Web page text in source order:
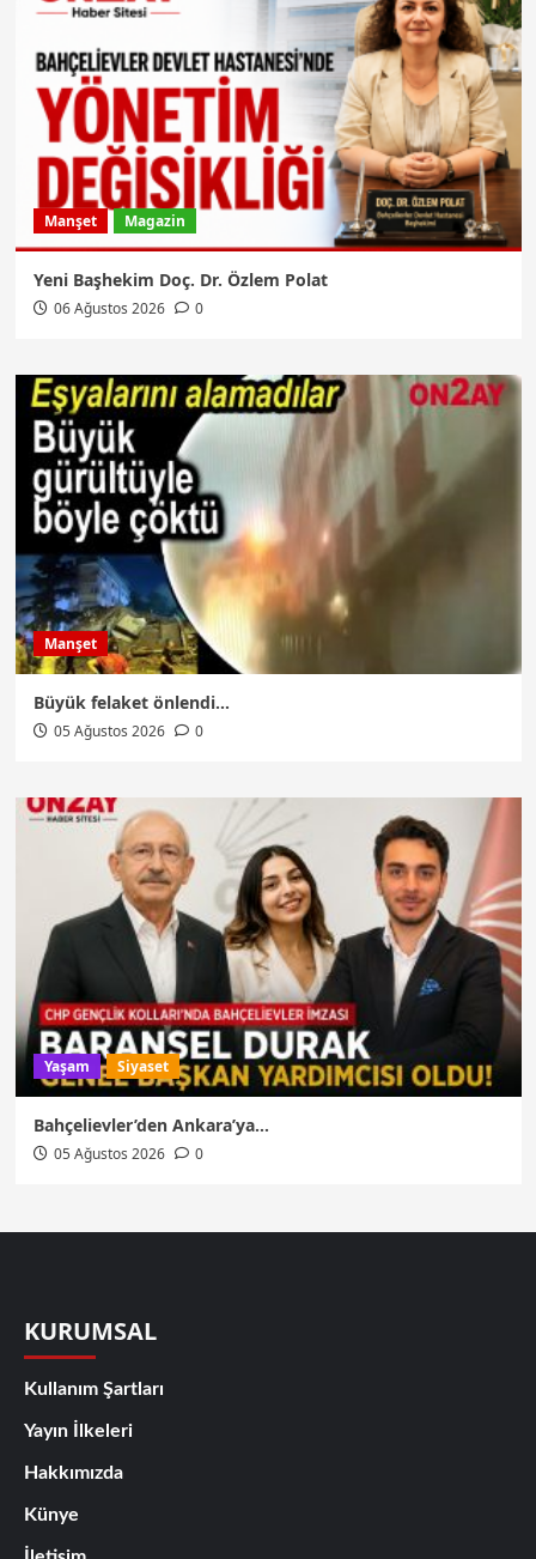
Manşet Magazin
Yeni Başhekim Doç. Dr. Özlem Polat
06 Ağustos 2026 0
Manşet
Büyük felaket önlendi…
05 Ağustos 2026 0
Yaşam Siyaset
Bahçelievler’den Ankara’ya…
05 Ağustos 2026 0
KURUMSAL
Kullanım Şartları
Yayın İlkeleri
Hakkımızda
Künye